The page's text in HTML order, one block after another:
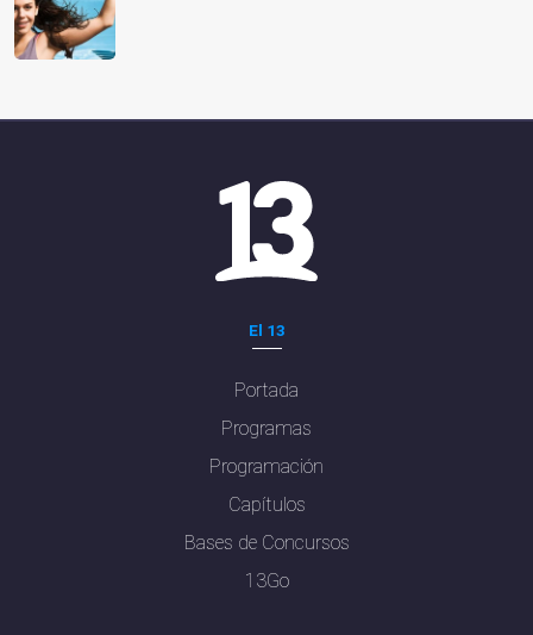
El 13
Portada
Programas
Programación
Capítulos
Bases de Concursos
13Go